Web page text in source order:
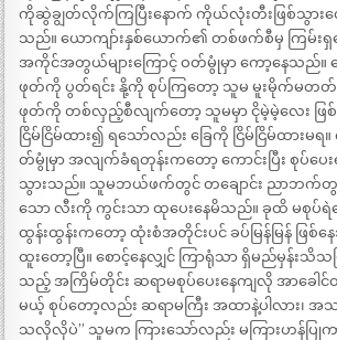
ကိုဆွဲချွတ်လိုက်ကြပြီးနောက် ကိုယ်လုံးတီးဖြစ်သွားတေ
သည်။ ယောကျာ်းနှစ်ယောက်၏ တစ်ဖက်စီမှ ကြမ်းရှသ
အကိုင်အတွယ်များကြောင့် ဝတ်မွုံမှာ ကော့နေသည်။ ပ
ဖုတ်ကို ပွတ်ရင်း နို့ကို စုပ်ကြတော့ သူမ မူးမိုက်မတတ်
ဖုတ်ကို တစ်လှည့်စီလျက်တော့ သူမမှာ ငိုမဲ့မဲ့လေး ဖြစ်
ငြိမ်ငြိမ်ထား၍ ရသော်လည်း ခြေကို ငြိမ်ငြိမ်ထားမ
တ်မွုံမှာ အလျက်ခံရတုန်းကတော့ ကောင်းပြီး စုပ်ပ
သွားသည်။ သူမဘယ်ဖက်တွင် တချောင်း ညာဘက်တွင်
သော လီးကို ကွင်းသာ ထုပေးနေမိသည်။ ခုထိ မစုပ်ရဲသေ
ထွန်းထွန်းကတော့ ထုံးစံအတိုင်းပင် ခပ်မြန်မြန် ဖြ
ထူးတော့ပြီ။ စောင့်နေလျှင် ကြာရုံသာ ရှိမည်မှန်းသိသဖ
သည့် အကြိမ်တိုင်း ဆရာမစုပ်ပေးနေကျလို အာခေါ
မယ့် စုပ်တော့လည်း ဆရာမကြီး အထာနဲ့ပါလား၊
သလိုလိုပဲ” သူမက ကြားသော်လည်း မကြားဟန်ပြုကာ